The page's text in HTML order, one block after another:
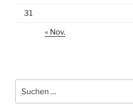
31
« Nov.
nach: